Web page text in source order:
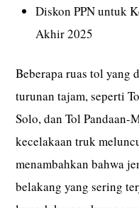
Diskon PPN untuk
Akhir 2025
Beberapa ruas tol yang
turunan tajam, seperti
Solo, dan Tol
kecelakaan truk
menambahkan bahwa
belakang yang sering